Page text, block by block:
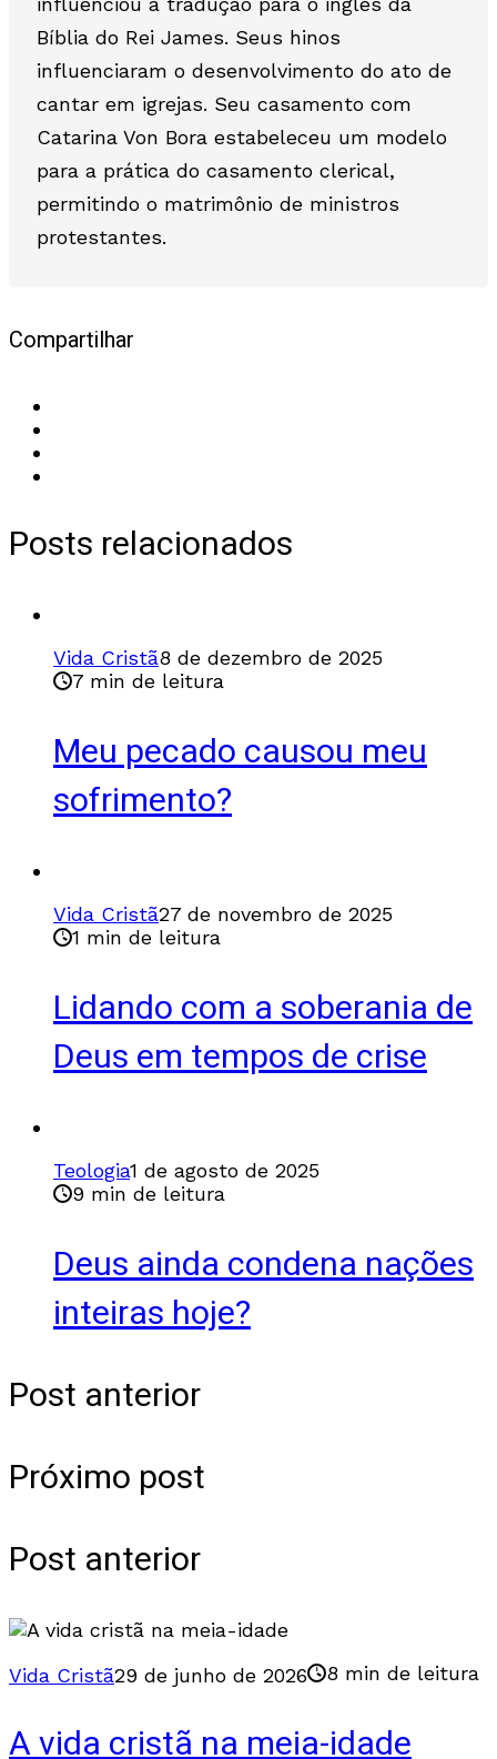
Bíblia do Rei James. Seus hinos
influenciaram o desenvolvimento do ato de
cantar em igrejas. Seu casamento com
Catarina Von Bora estabeleceu um modelo
para a prática do casamento clerical,
permitindo o matrimônio de ministros
protestantes.
Compartilhar
Posts relacionados
Vida Cristã8 de dezembro de 2025
7 min de leitura
Meu pecado causou meu
sofrimento?
Vida Cristã27 de novembro de 2025
1 min de leitura
Lidando com a soberania de
Deus em tempos de crise
Teologia1 de agosto de 2025
9 min de leitura
Deus ainda condena nações
inteiras hoje?
Post anterior
Próximo post
Post anterior
Vida Cristã29 de junho de 2026 8 min de leitura
A vida cristã na meia-idade